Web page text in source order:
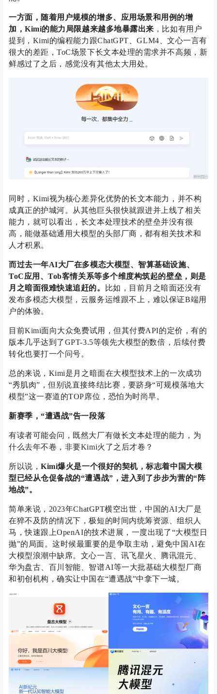
一方面，随着用户规模的增多、应用场景和用例的增
加，Kimi的能力局限越来越多地暴露出来 ，比如有用户
提到，Kimi的编程能力跟ChatGPT、GLM4、文心一言有
很大的差距，ToC场景下长文本处理的需求并不高频，新
鲜感过了之后，感觉没有其他太大用处。
同时，Kimi视为核心差异化优势的长文本能力，并不构
成真正的护城河。从其他巨头很快就跟进并上线了相关
能力，就可以看出，长文本处理技术的壁垒并没有很
高，能做基础通用大模型的头部厂商，都有相关技术和
人才积累。
而过去一年AI大厂在多模态大模型、智算基础设施、
ToC应用、Tob客情关系等多个维度构筑起的壁垒，则是
月之暗面很难快速追赶的。
比如，目前月之暗面还没有
发布多模态大模型，云服务运维跟不上，难以保证B端用
户的体验。
目前Kimi面向大众免费试用，但其付费API的定价，有的
版本几乎达到了GPT-3.5等领先大模型的数倍，后续付费
转化也要打一个问号。
总的来说，Kimi是月之暗面在大模型技术上的一次成功
“秀肌肉”，但别说直接终结比赛，要跻身“可规模落地大
模型”这一赛道的TOP席位，恐怕为时尚早。
新赛季，“遭遇战”告一段落
有读者可能会问，既然大厂有做长文本处理的能力，为
什么去年不卷，非要Kimi火了之后才卷？
所以说，Kimi爆火是一个很好的契机，标志着中国大模
型已经从仓促备战的“遭遇战”，进入到了步步为营的“阵
地战”。
简单来说，2023年ChatGPT横空出世，中国的AI大厂是
在猝不及防的情况下，极短的时间内统筹资源、组织人
马，快速跟上OpenAI的技术进展，一度出现了“大模型日
抛”的局面。这时候最重要的是争取主动，避免中国AI在
大模型浪潮中缺席。文心一言、讯飞星火、腾讯混元、
华为盘古、百川智能、智谱AI等一大批基础大模型厂商
和初创机构，确实让中国在“遭遇战”中拿下一城。